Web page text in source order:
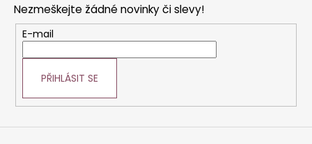
p
r
v
k
ý
Nezmeškejte žádné novinky či slevy!
E-mail
PŘIHLÁSIT SE